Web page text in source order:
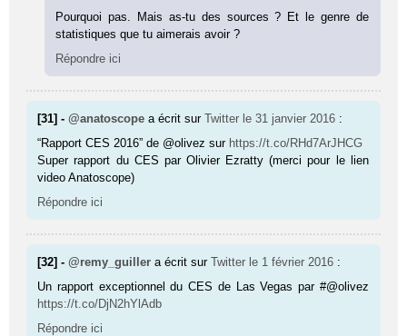
Pourquoi pas. Mais as-tu des sources ? Et le genre de
statistiques que tu aimerais avoir ?
Répondre ici
[31] -@anatoscope a écrit surTwitter le 31 janvier 2016 :
“Rapport CES 2016” de @olivez sur https://t.co/RHd7ArJHCG
Super rapport du CES par Olivier Ezratty (merci pour le lien
video Anatoscope)
Répondre ici
[32] -@remy_guiller a écrit surTwitter le 1 février 2016 :
Un rapport exceptionnel du CES de Las Vegas par #@olivez
https://t.co/DjN2hYlAdb
Répondre ici